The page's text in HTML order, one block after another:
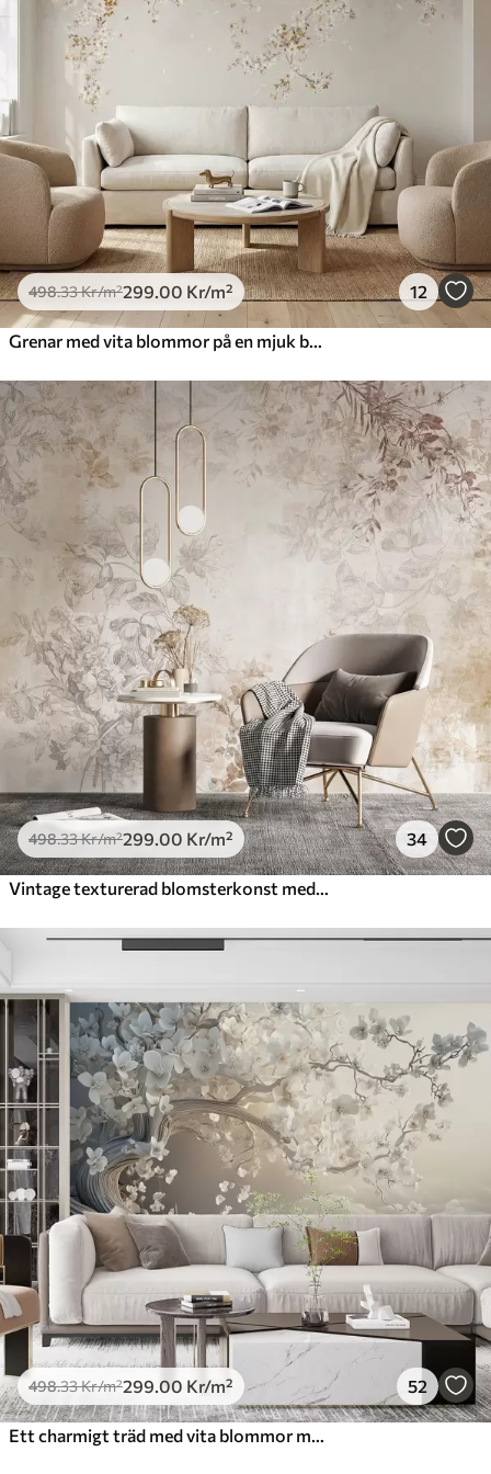
Premiumvinyl
.00435
Peel and Stick
900.00540.00Kr/m²
498.33Kr/m²299 .00 Kr/m² 12
498.33Kr/m²299 .00 Kr/m² 34
498.33Kr/m²299 .00 Kr/m² 52